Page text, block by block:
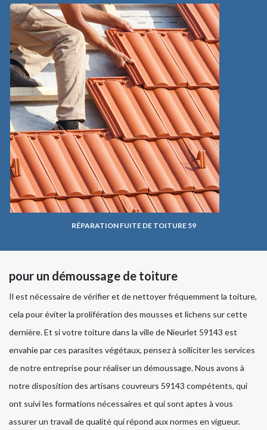
RÉPARATION FUITE DE TOITURE 59
pour un démoussage de toiture
Il est nécessaire de vérifier et de nettoyer fréquemment la toiture,
cela pour éviter la prolifération des mousses et lichens sur cette
dernière. Et si votre toiture dans la ville de Nieurlet 59143 est
envahie par ces parasites végétaux, pensez à solliciter les services
de notre entreprise pour réaliser un démoussage. Nous avons à
notre disposition des artisans couvreurs 59143 compétents, qui
ont suivi les formations nécessaires et qui sont aptes à vous
assurer un travail de qualité qui répond aux normes en vigueur.